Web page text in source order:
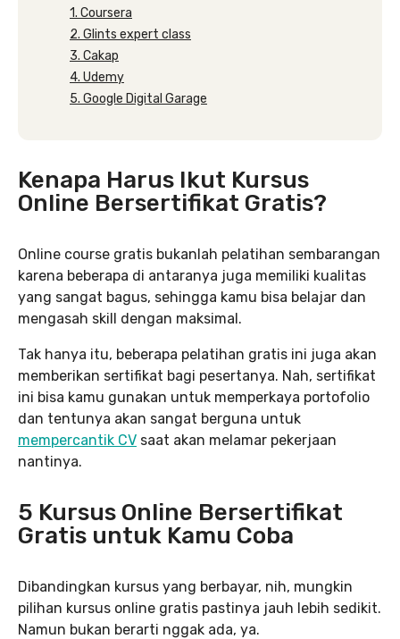
1. Coursera
2. Glints expert class
3. Cakap
4. Udemy
5. Google Digital Garage
Kenapa Harus Ikut Kursus
Online Bersertifikat Gratis?
Online course gratis bukanlah pelatihan sembarangan
karena beberapa di antaranya juga memiliki kualitas
yang sangat bagus, sehingga kamu bisa belajar dan
mengasah skill dengan maksimal.
Tak hanya itu, beberapa pelatihan gratis ini juga akan
memberikan sertifikat bagi pesertanya. Nah, sertifikat
ini bisa kamu gunakan untuk memperkaya portofolio
dan tentunya akan sangat berguna untuk
mempercantik CV saat akan melamar pekerjaan
nantinya.
5 Kursus Online Bersertifikat
Gratis untuk Kamu Coba
Dibandingkan kursus yang berbayar, nih, mungkin
pilihan kursus online gratis pastinya jauh lebih sedikit.
Namun bukan berarti nggak ada, ya.